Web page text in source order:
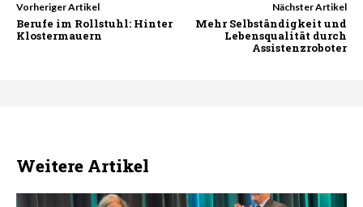
Vorheriger Artikel
Berufe im Rollstuhl: Hinter
Klostermauern
Nächster Artikel
Mehr Selbständigkeit und
Lebensqualität durch
Assistenzroboter
Weitere Artikel